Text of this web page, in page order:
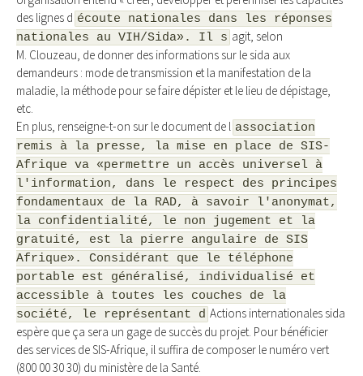
des lignes d écoute nationales dans les réponses
nationales au VIH/Sida». Il s agit, selon
M. Clouzeau, de donner des informations sur le sida aux
demandeurs : mode de transmission et la manifestation de la
maladie, la méthode pour se faire dépister et le lieu de dépistage,
etc.
En plus, renseigne-t-on sur le document de l association
remis à la presse, la mise en place de SIS-
Afrique va «permettre un accès universel à
l'information, dans le respect des principes
fondamentaux de la RAD, à savoir l'anonymat,
la confidentialité, le non jugement et la
gratuité, est la pierre angulaire de SIS
Afrique». Considérant que le téléphone
portable est généralisé, individualisé et
accessible à toutes les couches de la
société, le représentant d Actions internationales sida
espère que ça sera un gage de succès du projet. Pour bénéficier
des services de SIS-Afrique, il suffira de composer le numéro vert
(800 00 30 30) du ministère de la Santé.